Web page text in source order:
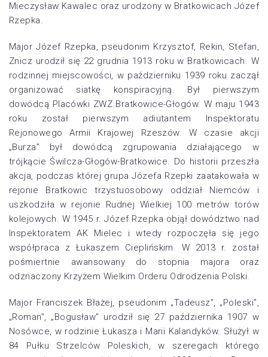
Mieczysław Kawalec oraz urodzony w Bratkowicach Józef
Rzepka.
Major Józef Rzepka, pseudonim Krzysztof, Rekin, Stefan,
Znicz urodził się 22 grudnia 1913 roku w Bratkowicach. W
rodzinnej miejscowości, w październiku 1939 roku zaczął
organizować siatkę konspiracyjną. Był pierwszym
dowódcą Placówki ZWZ Bratkowice-Głogów. W maju 1943
roku został pierwszym adiutantem Inspektoratu
Rejonowego Armii Krajowej Rzeszów. W czasie akcji
„Burza” był dowódcą zgrupowania działającego w
trójkącie Świlcza-Głogów-Bratkowice. Do historii przeszła
akcja, podczas której grupa Józefa Rzepki zaatakowała w
rejonie Bratkowic trzystuosobowy oddział Niemców i
uszkodziła w rejonie Rudnej Wielkiej 100 metrów torów
kolejowych. W 1945 r. Józef Rzepka objął dowództwo nad
Inspektoratem AK Mielec i wtedy rozpoczęła się jego
współpraca z Łukaszem Cieplińskim. W 2013 r. został
pośmiertnie awansowany do stopnia majora oraz
odznaczony Krzyżem Wielkim Orderu Odrodzenia Polski.
Major Franciszek Błażej, pseudonim „Tadeusz”, „Poleski”,
„Roman”, „Bogusław” urodził się 27 października 1907 w
Nosówce, w rodzinie Łukasza i Marii Kalandyków. Służył w
84 Pułku Strzelców Poleskich, w szeregach którego